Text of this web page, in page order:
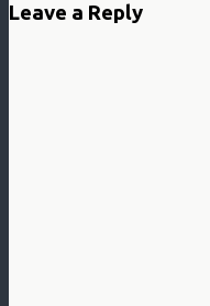
Leave a Reply